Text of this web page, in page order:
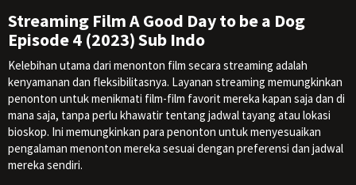
Streaming Film A Good Day to be a Dog
Episode 4 (2023) Sub Indo
Kelebihan utama dari menonton film secara streaming adalah
kenyamanan dan fleksibilitasnya. Layanan streaming memungkinkan
penonton untuk menikmati film-film favorit mereka kapan saja dan di
mana saja, tanpa perlu khawatir tentang jadwal tayang atau lokasi
bioskop. Ini memungkinkan para penonton untuk menyesuaikan
pengalaman menonton mereka sesuai dengan preferensi dan jadwal
mereka sendiri.